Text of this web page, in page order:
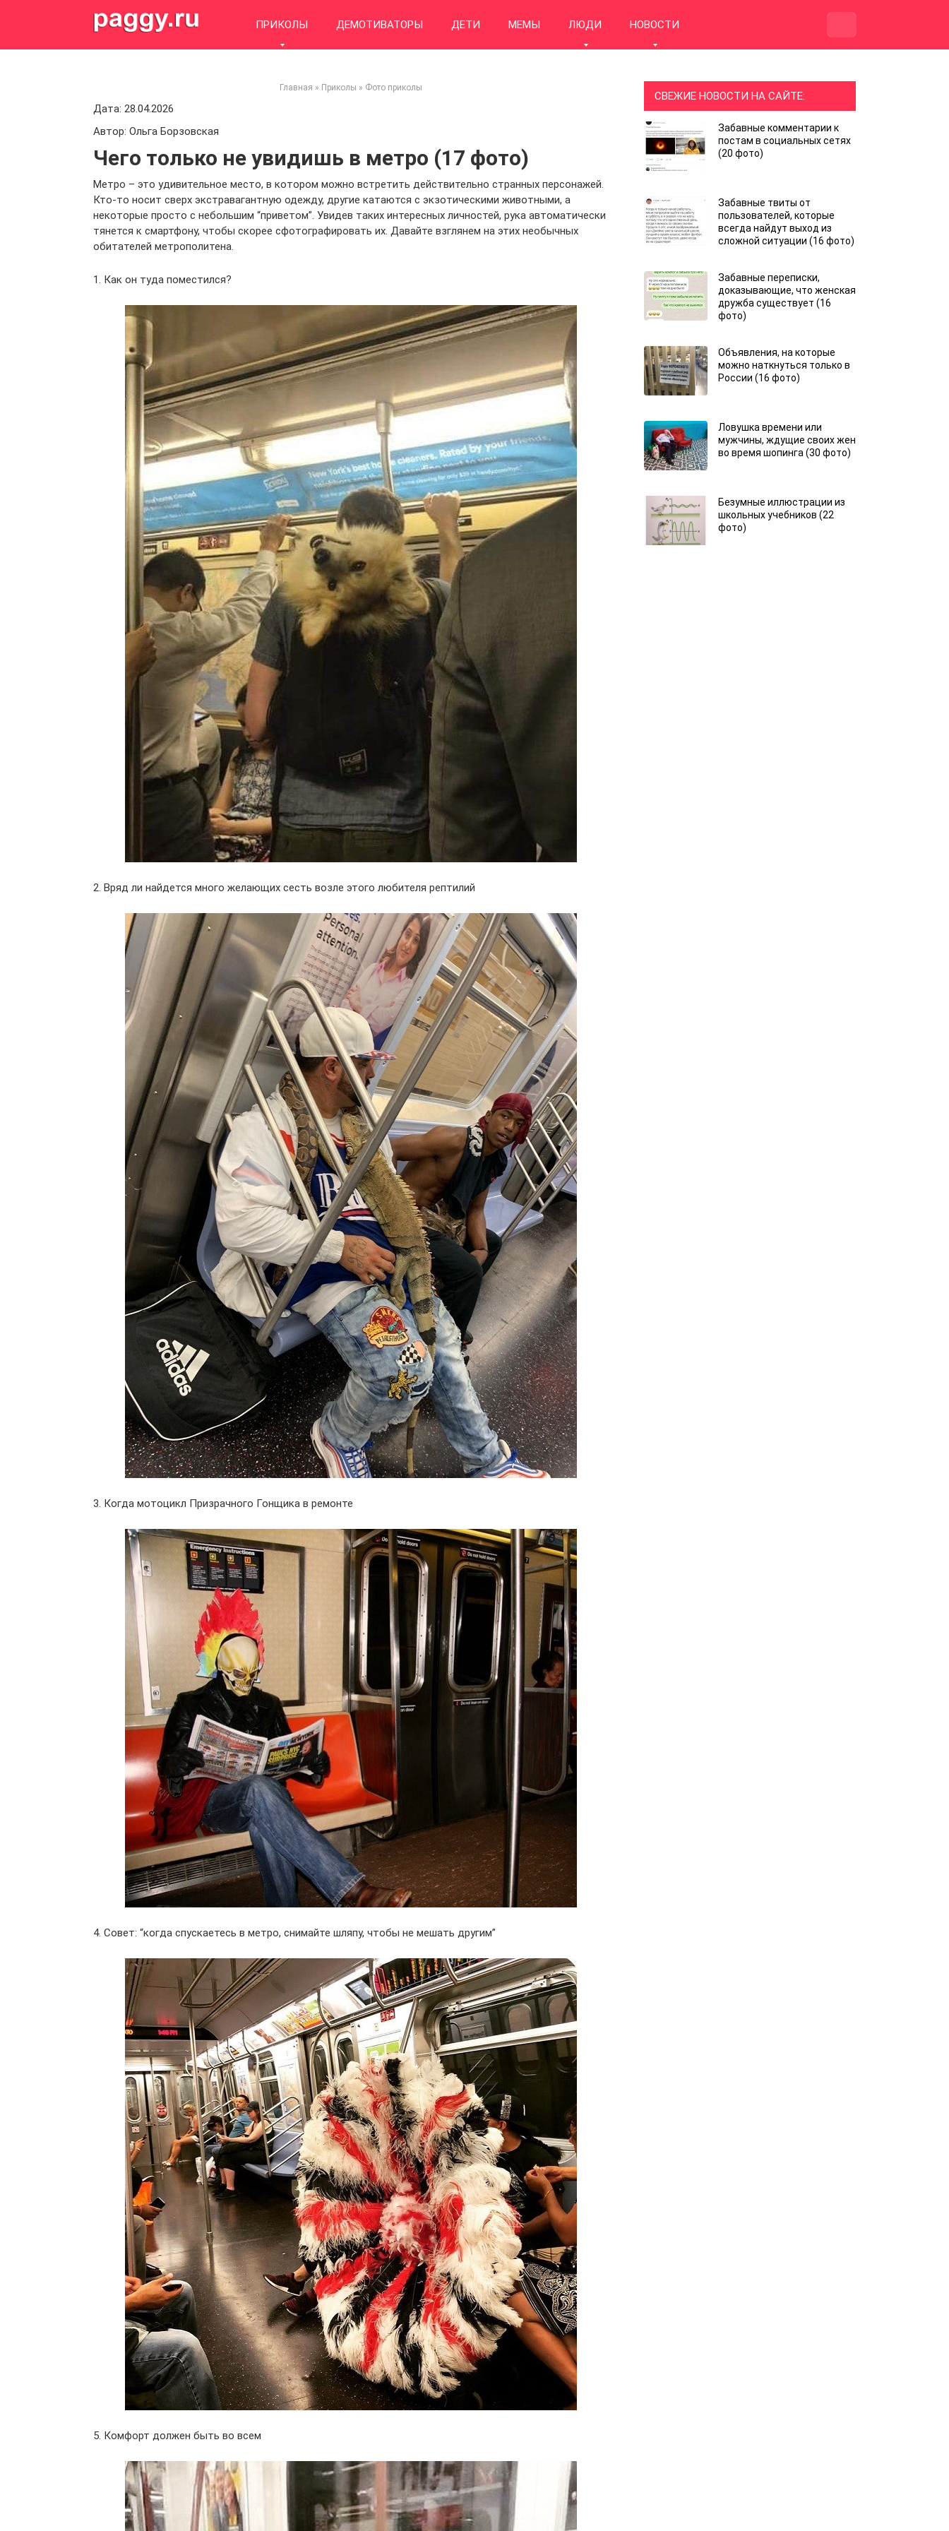
ПРИКОЛЫ ДЕМОТИВАТОРЫ ДЕТИ МЕМЫ ЛЮДИ НОВОСТИ
Главная » Приколы » Фото приколы
Дата: 28.04.2026
Автор: Ольга Борзовская
Чего только не увидишь в метро (17 фото)
Метро – это удивительное место, в котором можно встретить действительно странных персонажей.
Кто-то носит сверх экстравагантную одежду, другие катаются с экзотическими животными, а
некоторые просто с небольшим “приветом”. Увидев таких интересных личностей, рука автоматически
тянется к смартфону, чтобы скорее сфотографировать их. Давайте взглянем на этих необычных
обитателей метрополитена.
1. Как он туда поместился?
2. Вряд ли найдется много желающих сесть возле этого любителя рептилий
3. Когда мотоцикл Призрачного Гонщика в ремонте
4. Совет: “когда спускаетесь в метро, снимайте шляпу, чтобы не мешать другим”
5. Комфорт должен быть во всем
СВЕЖИЕ НОВОСТИ НА САЙТЕ:
Забавные комментарии к
постам в социальных сетях
(20 фото)
Забавные твиты от
пользователей, которые
всегда найдут выход из
сложной ситуации (16 фото)
Забавные переписки,
доказывающие, что женская
дружба существует (16
фото)
Объявления, на которые
можно наткнуться только в
России (16 фото)
Ловушка времени или
мужчины, ждущие своих жен
во время шопинга (30 фото)
Безумные иллюстрации из
школьных учебников (22
фото)